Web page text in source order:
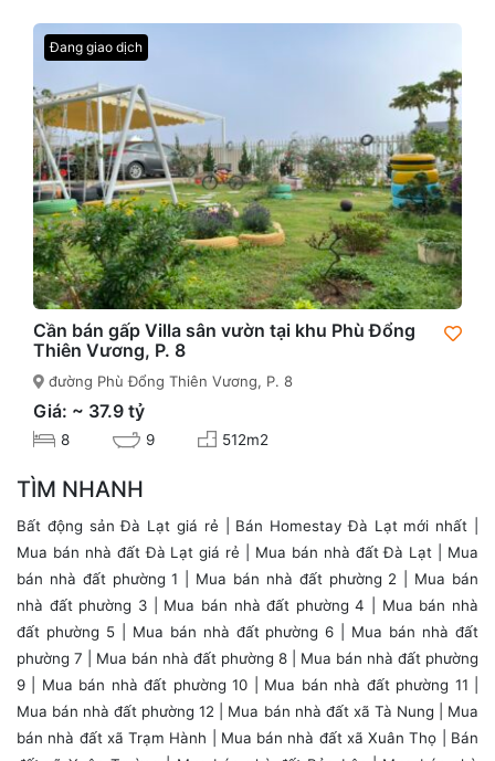
Đang giao dịch
Cần bán gấp Villa sân vườn tại khu Phù Đổng
Thiên Vương, P. 8
đường Phù Đổng Thiên Vương, P. 8
Giá: ~ 37.9 tỷ
8 9 512m2
TÌM NHANH
Bất động sản Đà Lạt giá rẻ Bán Homestay Đà Lạt mới nhất
Mua bán nhà đất Đà Lạt giá rẻ
Mua bán nhà đất Đà Lạt
Mua
bán nhà đất phường 1
Mua bán nhà đất phường 2
Mua bán
nhà đất phường 3| Mua bán nhà đất phường 4
Mua bán nhà
đất phường 5| Mua bán nhà đất phường 6
Mua bán nhà đất
phường 7
Mua bán nhà đất phường 8
Mua bán nhà đất phường
9
Mua bán nhà đất phường 10 Mua bán nhà đất phường 11
Mua bán nhà đất phường 12 | Mua bán nhà đất xã Tà Nung | Mua
bán nhà đất xã Trạm Hành
Mua bán nhà đất xã Xuân Thọ
Bán